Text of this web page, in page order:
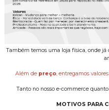
Também temos uma loja física, onde já
Além de preço, entregamos
Tanto no nosso e-commerce
MOTIVOS PARA